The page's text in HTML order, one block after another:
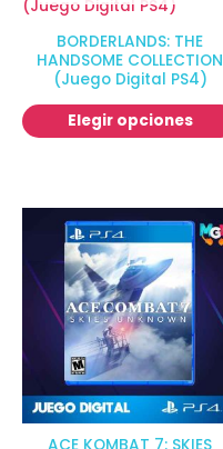
BORDERLANDS: THE
HANDSOME COLLECTION
(Juego Digital PS4)
Elegir opciones